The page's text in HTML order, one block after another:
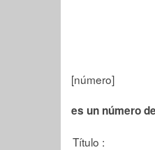
[número]
es un número de
Título :